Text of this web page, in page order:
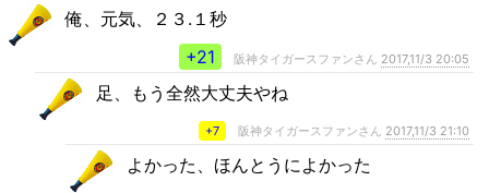
俺、元気、２３.１秒
+21
阪神タイガースファンさん 2017,11/3 20:05
足、もう全然大丈夫やね
+7 阪神タイガースファンさん 2017,11/3 21:10
よかった、ほんとうによかった